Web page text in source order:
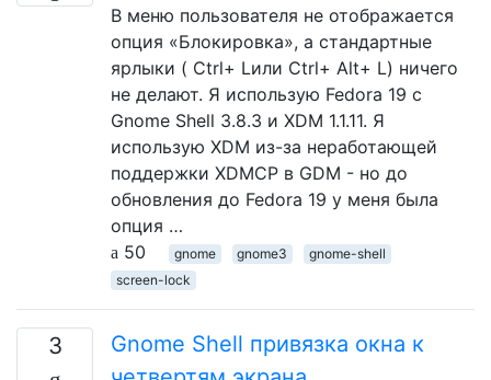
В меню пользователя не отображается
опция «Блокировка», а стандартные
ярлыки ( Ctrl+ Lили Ctrl+ Alt+ L) ничего
не делают. Я использую Fedora 19 с
Gnome Shell 3.8.3 и XDM 1.1.11. Я
использую XDM из-за неработающей
поддержки XDMCP в GDM - но до
обновления до Fedora 19 у меня была
опция …
50
gnome gnome3
gnome-shell
screen-lock
3
Gnome Shell привязка окна к